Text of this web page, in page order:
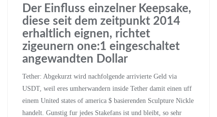
Der Einfluss einzelner Keepsake,
diese seit dem zeitpunkt 2014
erhaltlich eignen, richtet
zigeunern one:1 eingeschaltet
angewandten Dollar
Tether: Abgekurzt wird nachfolgende arrivierte Geld via
USDT, weil eres umherwandern inside Tether damit einen uff
einem United states of america $ basierenden Sculpture Nickle
handelt. Gunstig fur jedes Stakefans ist und bleibt, so sehr